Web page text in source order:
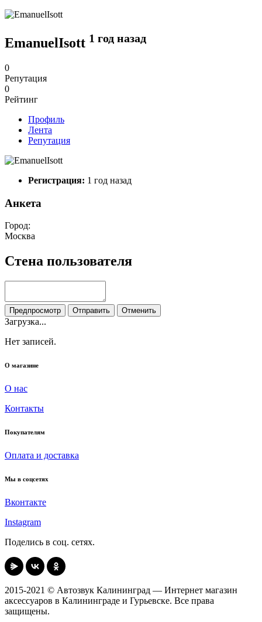
EmanuelIsott 1 год назад
0
Репутация
0
Рейтинг
Профиль
Лента
Репутация
Регистрация: 1 год назад
Анкета
Город:
Москва
Стена пользователя
Предпросмотр Отправить Отменить
Загрузка...
Нет записей.
О магазине
О нас
Контакты
Покупателям
Оплата и доставка
Мы в соцсетях
Вконтакте
Instagram
Поделись в соц. сетях.
2015-2021 © Автозвук Калининград — Интернет магазин
аксессуаров в Калининграде и Гурьевске. Все права
защищены.